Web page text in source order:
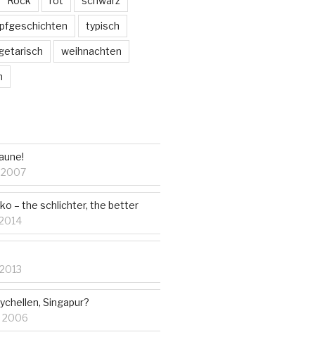
typisch
weihnachten
– the schlichter, the better
Singapur?
2006